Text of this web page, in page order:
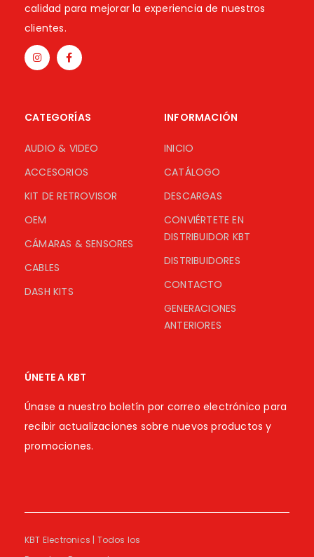
calidad para mejorar la experiencia de nuestros
clientes.
CATEGORÍAS
AUDIO & VIDEO
ACCESORIOS
KIT DE RETROVISOR
OEM
CÁMARAS & SENSORES
CABLES
DASH KITS
INFORMACIÓN
INICIO
CATÁLOGO
DESCARGAS
CONVIÉRTETE EN
DISTRIBUIDOR KBT
DISTRIBUIDORES
CONTACTO
GENERACIONES
ANTERIORES
ÚNETE A KBT
Únase a nuestro boletín por correo electrónico para
recibir actualizaciones sobre nuevos productos y
promociones.
KBT Electronics | Todos los